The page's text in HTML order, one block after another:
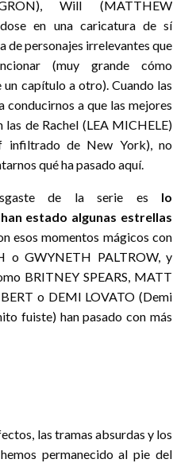
Will (MATTHEW
en una caricatura de sí
de personajes irrelevantes que
(muy grande cómo
un capítulo a otro). Cuando las
conducirnos a que las mejores
las de Rachel (LEA MICHELE)
infiltrado de New York), no
qué ha pasado aquí.
de la serie es lo
estado algunas estrellas
esos momentos mágicos con
o GWYNETH PALTROW, y
BRITNEY SPEARS, MATT
o DEMI LOVATO (Demi
fuiste) han pasado con más
las tramas absurdas y los
permanecido al pie del